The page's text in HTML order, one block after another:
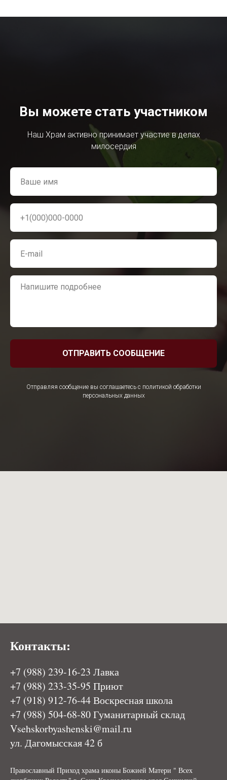
Вы можете стать участником
Наш Храм активно принимает участие в делах
милосердия
ОТПРАВИТЬ СООБЩЕНИЕ
Отправляя сообщение вы соглашаетесь с политикой обработки
персональных данных
Контакты:
+7 (988) 239-16-23 Лавка
+7 (988) 233-35-95 Приют
+7 (918) 912-76-44Воскресная школа
+7 (988) 504-68-80 Гуманитарный склад
Vsehskorbyashenski@mail.ru
ул. Дагомысская 42 б
Православный Приход храма иконы Божией Матери " Всех